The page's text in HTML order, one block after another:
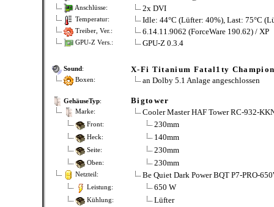
Anschlüsse: 2x DVI
Temperatur: Idle: 44°C (Lüfter: 40%), Last: 75°C
Treiber, Ver.: 6.14.11.9062 (ForceWare 190.62) / XP
GPU-Z Vers.: GPU-Z 0.3.4
Sound: X-Fi Titanium Fatal1ty
Boxen: an Dolby 5.1 Anlage angeschlossen
GehäuseTyp: Bigtower
Marke: Cooler Master HAF Tower RC-932-
Front: 230mm
Heck: 140mm
Seite: 230mm
Oben: 230mm
Netzteil: Be Quiet Dark Power BQT P7-PRO-
Leistung: 650 W
Kühlung: Lüfter